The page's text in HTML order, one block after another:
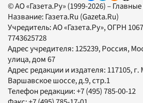
© АО «Газета.Ру» (1999-2026) –
Название: Газета.Ru (Gazeta.Ru)
Учредитель:АО «Газета.Ру», ОГРН
7743625728
Адрес учредителя: 125239, Россия,
улица, дом 67
Адрес редакции и издателя: 117105, г.
Варшавское шоссе, д.9, стр.1
Телефон редакции:+7 (495) 785-00-12